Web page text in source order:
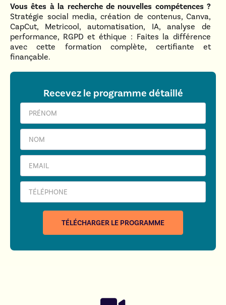
Vous êtes à la recherche de nouvelles compétences ?
Stratégie social media, création de contenus, Canva,
CapCut, Metricool, automatisation, IA, analyse de
performance, RGPD et éthique : Faites la différence
avec cette formation complète, certifiante et
finançable.
Recevez le programme détaillé